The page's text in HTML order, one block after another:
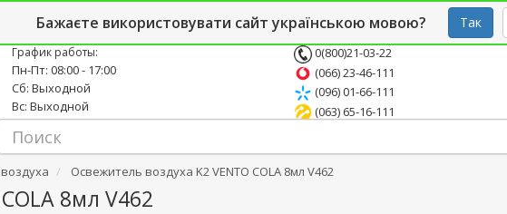
Бажаєте використовувати сайт українською мовою? Так
Новостной блог Опт СТО
График работы:
Пн-Пт: 08:00 - 17:00
Сб: Выходной
Вс: Выходной
0(800)21-03-22
(066) 23-46-111
(096) 01-66-111
(063) 65-16-111
Освежитель воздуха K2 VENTO COLA 8мл V462
8мл V462